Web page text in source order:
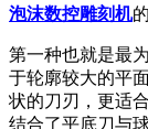
泡沫数控雕刻机
第一种也就是最
于轮廓较大的平
状的刀刃，更适
结合了平底刀与